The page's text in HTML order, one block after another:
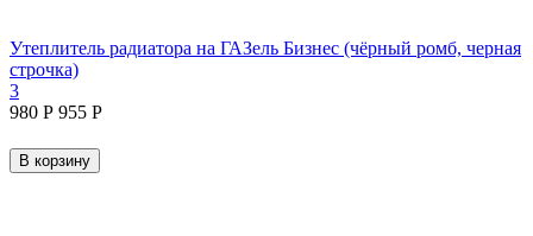
Утеплитель радиатора на ГАЗель Бизнес (чёрный ромб, черная
строчка)
3
‍980‍ Р ‍955‍ Р
В корзину